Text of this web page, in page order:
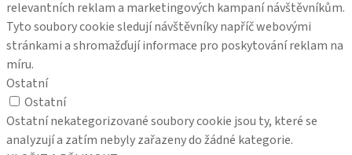
relevantních reklam a marketingových kampaní návštěvníkům.
Tyto soubory cookie sledují návštěvníky napříč webovými
stránkami a shromažďují informace pro poskytování reklam na
míru.
Ostatní
Ostatní
Ostatní nekategorizované soubory cookie jsou ty, které se
analyzují a zatím nebyly zařazeny do žádné kategorie.